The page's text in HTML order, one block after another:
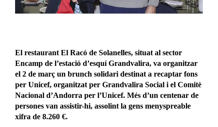
El restaurant El Racó de Solanelles, situat al sector
Encamp de l’estació d’esquí Grandvalira, va organitzar
el 2 de març un brunch solidari destinat a recaptar fons
per Unicef, organitzat per Grandvalira Social i el Comitè
Nacional d’Andorra per l’Unicef. Més d’un centenar de
persones van assistir-hi, assolint la gens menyspreable
xifra de 8.260 €.